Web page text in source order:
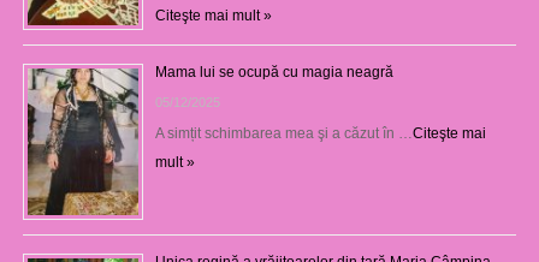
Citeşte mai mult »
Mama lui se ocupă cu magia neagră
05/12/2025
A simțit schimbarea mea şi a căzut în … Citeşte mai
mult »